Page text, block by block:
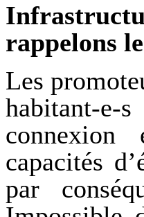
rappelons
Les
habitant-
capacités
par